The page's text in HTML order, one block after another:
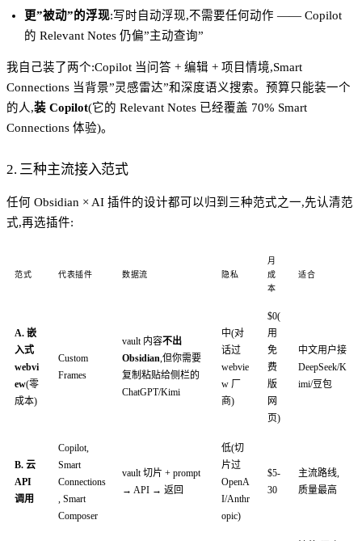
更”被动”的浮现:写时自动浮现,不需要任何动作 —— Copilot
的 Relevant Notes 仍偏”主动查询”
我自己装了两个:Copilot 当问答 + 编辑 + 项目情境,Smart
Connections 当背景”灵感雷达”和深度语义搜索。预算只能装一个
的人,装 Copilot(它的 Relevant Notes 已经覆盖 70% Smart
Connections 体验)。
2. 三种主流接入范式
任何 Obsidian × AI 插件的设计都可以归到三种范式之一,先认清范
式,再选插件:
范式 代表插件 数据流 隐私
月
成
本
适合
A. 嵌
入式
webvi
ew(零
成本)
Custom
Frames
vault 内容不出
Obsidian,但你需要
复制粘贴给侧栏的
ChatGPT/Kimi
中(对
话过
webvie
w 厂
商)
$0(
用
免
费
版
网
页)
中文用户接
DeepSeek/K
imi/豆包
B. 云
API
调用
Copilot,
Smart
Connections
, Smart
Composer
vault 切片 + prompt
→ API → 返回
低(切
片过
OpenA
I/Anthr
opic)
$5-
30
主流路线,
质量最高